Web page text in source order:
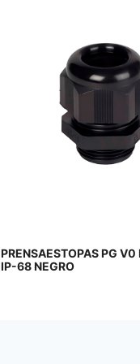
PRENSAESTOPAS ATEX
AZUL